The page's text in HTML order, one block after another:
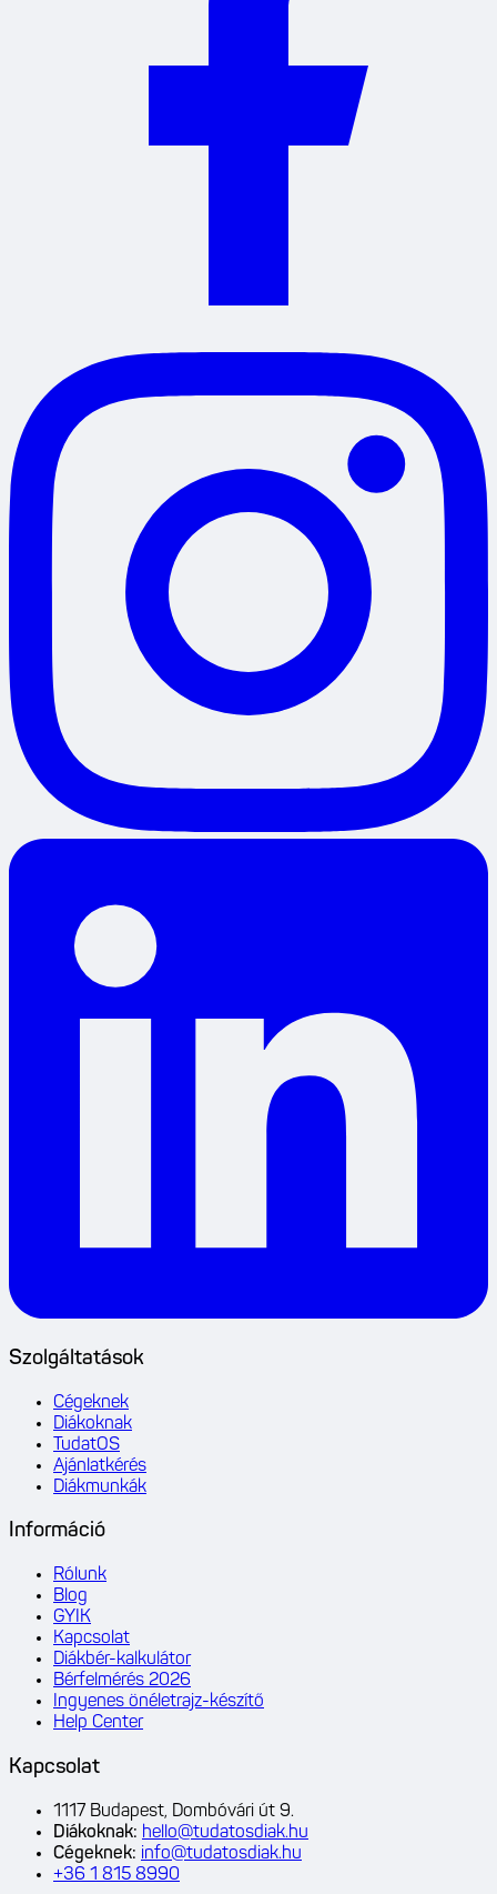
Szolgáltatások
Cégeknek
Diákoknak
TudatOS
Ajánlatkérés
Diákmunkák
Információ
Rólunk
Blog
GYIK
Kapcsolat
Diákbér-kalkulátor
Bérfelmérés 2026
Ingyenes önéletrajz-készítő
Help Center
Kapcsolat
1117 Budapest, Dombóvári út 9.
Diákoknak: hello@tudatosdiak.hu
Cégeknek: info@tudatosdiak.hu
+36 1 815 8990